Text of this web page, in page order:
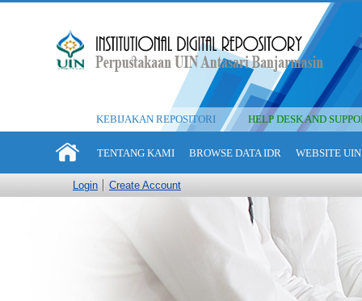
KEBIJAKAN REPOSITORI HELP DESK AND
TENTANG KAMI BROWSE DATA IDR WEBSITE
Login Create Account